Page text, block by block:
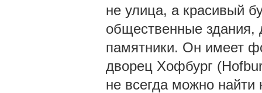
не улица, а красивый
общественные здания,
памятники. Он имеет
дворец Хофбург
не всегда можно найти